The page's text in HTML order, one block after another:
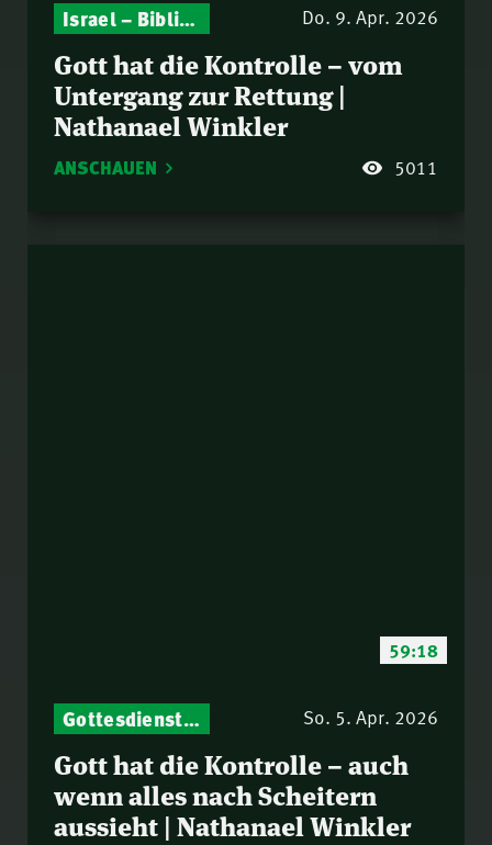
Gottesdienst-Botschaften – Jeden Sonntag neu: Aktuelle Predigten vom Mitternachtsruf
Israel – Biblische Perspektiven & aktuelle Einordnungen Do. 9. Apr. 2026
Gott hat die Kontrolle – vom
Untergang zur Rettung |
Nathanael Winkler
ANSCHAUEN 5011
59:18
Gottesdienst-Botschaften – Jeden Sonntag neu: Aktuelle Predigten vom Mitternachtsruf So. 5. Apr. 2026
Gott hat die Kontrolle – auch
wenn alles nach Scheitern
aussieht | Nathanael Winkler